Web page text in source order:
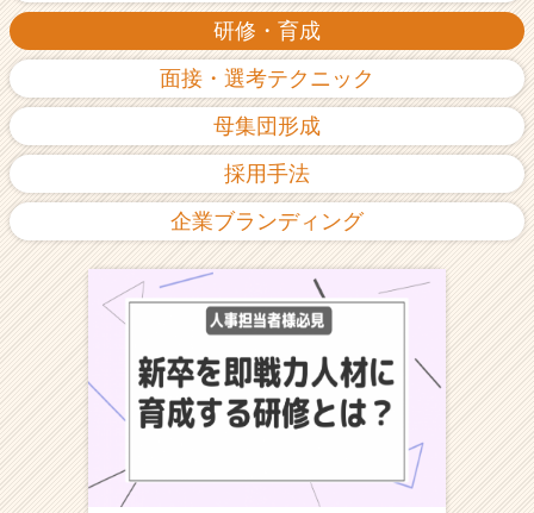
ャ
ー・
成
長
企
か
ス
カ
ウ
ト
が
届
く
就
活
ト
研修・育成
面接・選考テクニック
母集団形成
採用手法
企業ブランディング